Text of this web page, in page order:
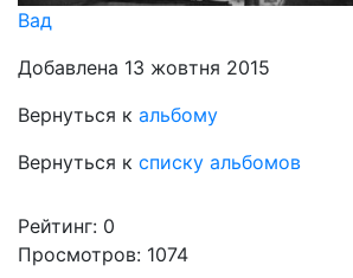
Вад
Добавлена 13 жовтня 2015
Вернуться к альбому
Вернуться к списку альбомов
Рейтинг: 0
Просмотров: 1074